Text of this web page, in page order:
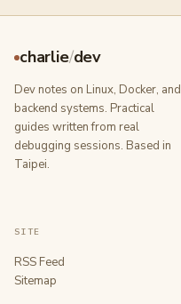
charlie/dev
Dev notes on Linux, Docker, and
backend systems. Practical
guides written from real
debugging sessions. Based in
Taipei.
SITE
RSS Feed
Sitemap